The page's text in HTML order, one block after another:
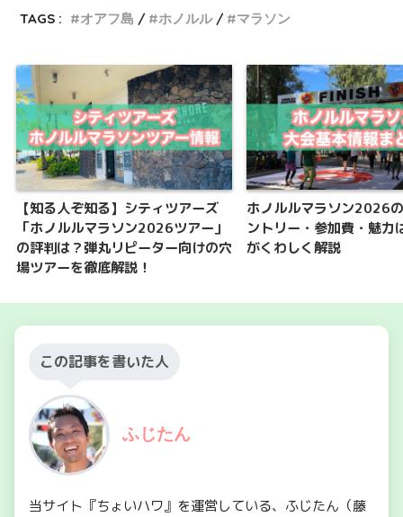
TAGS :
オアフ島 ホノルル マラソン
【知る人ぞ知る】シティツアーズ
「ホノルルマラソン2026ツアー」
の評判は？弾丸リピーター向けの穴
場ツアーを徹底解説！
ホノルルマラソン2026
ントリー・参加費・魅力
がくわしく解説
この記事を書いた人
ふじたん
当サイト『ちょいハワ』を運営している、ふじたん（藤